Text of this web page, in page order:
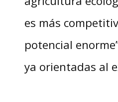
es más
potencial
ya orientadas al